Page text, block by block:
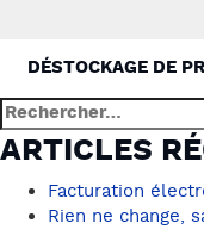
NAVIGATION
DE
L’ARTICLE
DÉSTOCKAGE DE
Rechercher :
ARTICLES
Facturation
Rien ne change,